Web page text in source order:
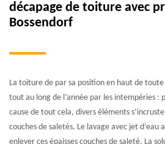
décapage de toiture avec
Bossendorf
La toiture de par sa position en haut de
tout au long de l’année par les intempéries :
cause de tout cela, divers éléments
couches de saletés. Le lavage avec jet d’eau
enlever ces épaisses couches de saleté. La